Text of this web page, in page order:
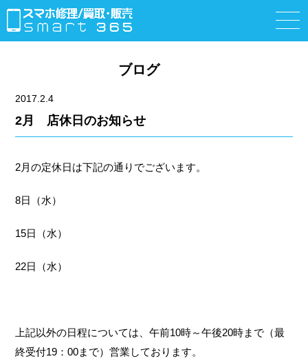
ブログ
2017.2.4
2月 店休日のお知らせ
2月の定休日は下記の通りでございます。
8日（水）
15日（水）
22日（水）
上記以外の日程については、午前10時～午後20時まで（最
終受付19：00まで）営業しております。